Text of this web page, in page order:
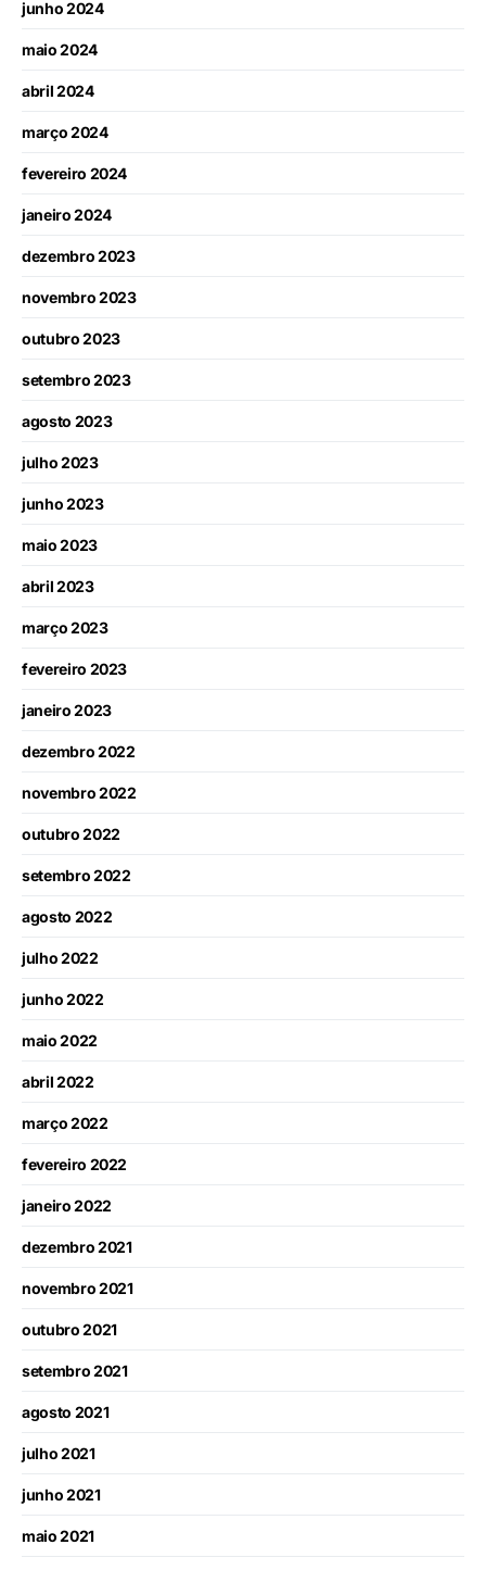
junho 2024
maio 2024
abril 2024
março 2024
fevereiro 2024
janeiro 2024
dezembro 2023
novembro 2023
outubro 2023
setembro 2023
agosto 2023
julho 2023
junho 2023
maio 2023
abril 2023
março 2023
fevereiro 2023
janeiro 2023
dezembro 2022
novembro 2022
outubro 2022
setembro 2022
agosto 2022
julho 2022
junho 2022
maio 2022
abril 2022
março 2022
fevereiro 2022
janeiro 2022
dezembro 2021
novembro 2021
outubro 2021
setembro 2021
agosto 2021
julho 2021
junho 2021
maio 2021